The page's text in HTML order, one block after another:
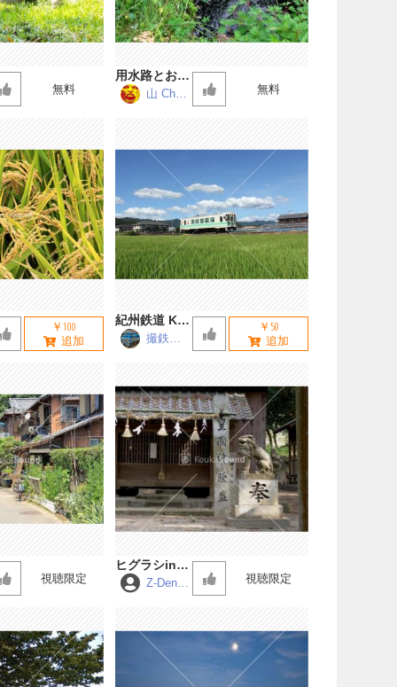
無料
用水路とお地
蔵
山 Chan
無料
￥100
紀州鉄道 KR
301
撮鉄お
￥50
視聴限定
ヒグラシin田
舎の神社Z-Dens
視聴限定